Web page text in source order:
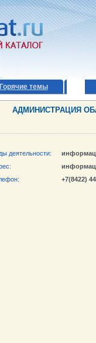
Горячие темы
АДМИНИСТРАЦИЯ
деятельности:
+7(8422)